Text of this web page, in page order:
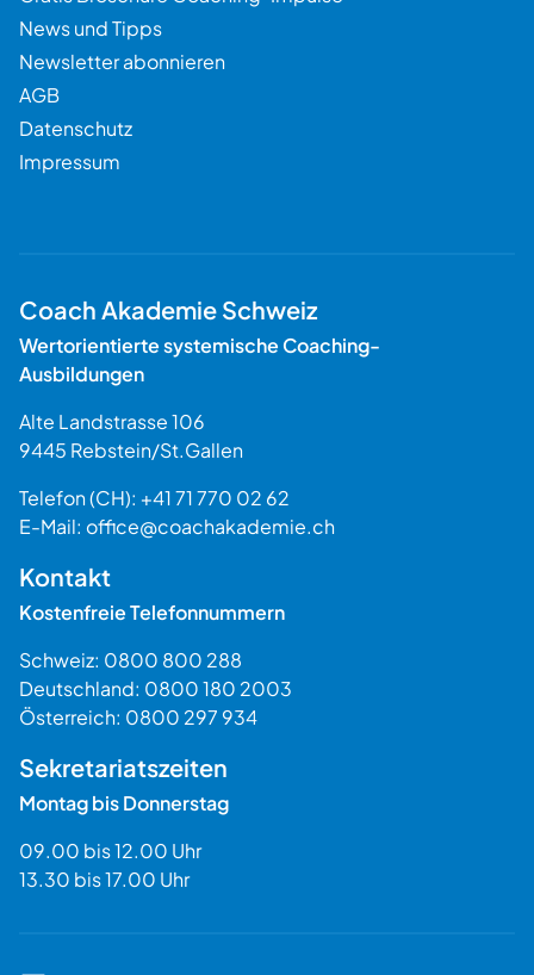
News und Tipps
Newsletter abonnieren
AGB
Datenschutz
Impressum
Coach Akademie Schweiz
Wertorientierte systemische Coaching-
Ausbildungen
Alte Landstrasse 106
9445 Rebstein/St.Gallen
Telefon (CH): +41 71 770 02 62
E-Mail: office@coachakademie.ch
Kontakt
Kostenfreie Telefonnummern
Schweiz: 0800 800 288
Deutschland: 0800 180 2003
Österreich: 0800 297 934
Sekretariatszeiten
Montag bis Donnerstag
09.00 bis 12.00 Uhr
13.30 bis 17.00 Uhr